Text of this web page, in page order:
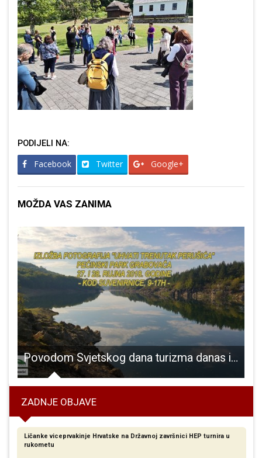
PODIJELI NA:
Facebook Twitter Google+
MOŽDA VAS ZANIMA
Povodom Svjetskog dana turizma danas i sutra na Grabovači izložba fotografija “Uhvati trenutak Perušića”!
ZADNJE OBJAVE
Ličanke viceprvakinje Hrvatske na Državnoj završnici HEP turnira u
rukometu